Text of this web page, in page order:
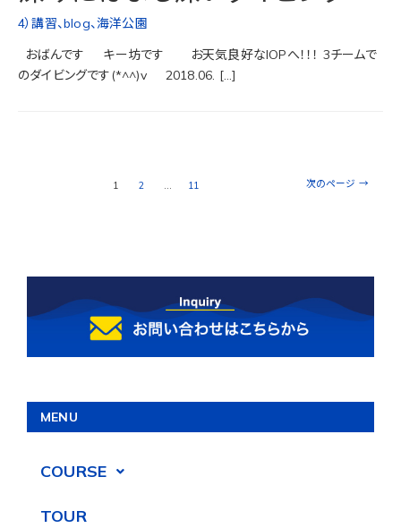
4）講習、blog、海洋公園
おばんです キー坊です お天気良好なIOPへ！！！ 3チームで
のダイビングです(*^^)v 2018.06. […]
1 2 … 11 次のページ →
MENU
COURSE
TOUR